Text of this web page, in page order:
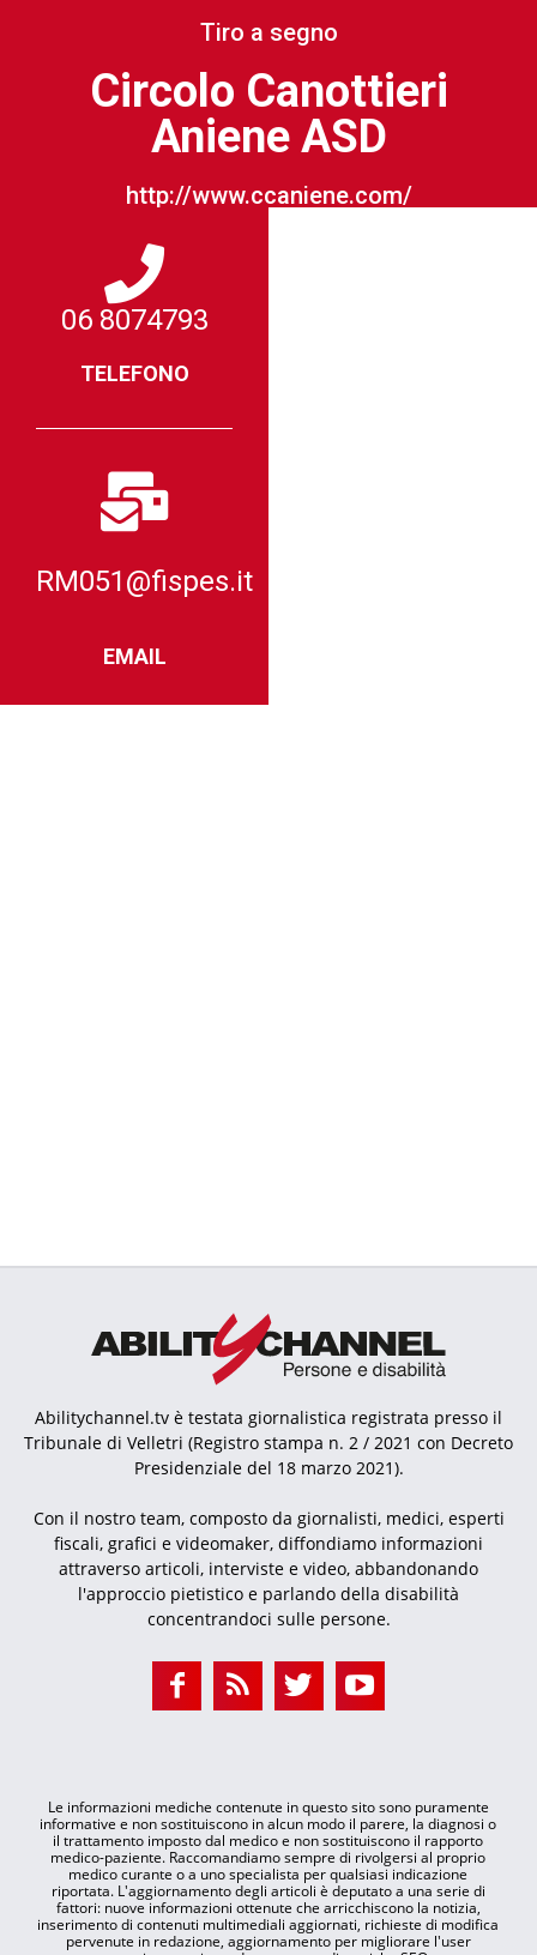
Tiro a segno
Circolo Canottieri
Aniene ASD
http://www.ccaniene.com/
06 8074793
TELEFONO
RM051@fispes.it
EMAIL
Abilitychannel.tv è testata giornalistica registrata presso il
Tribunale di Velletri (Registro stampa n. 2 / 2021 con Decreto
Presidenziale del 18 marzo 2021).
Con il nostro team, composto da giornalisti, medici, esperti
fiscali, grafici e videomaker, diffondiamo informazioni
attraverso articoli, interviste e video, abbandonando
l'approccio pietistico e parlando della disabilità
concentrandoci sulle persone.
Le informazioni mediche contenute in questo sito sono puramente
informative e non sostituiscono in alcun modo il parere, la diagnosi o
il trattamento imposto dal medico e non sostituiscono il rapporto
medico-paziente. Raccomandiamo sempre di rivolgersi al proprio
medico curante o a uno specialista per qualsiasi indicazione
riportata. L'aggiornamento degli articoli è deputato a una serie di
fattori: nuove informazioni ottenute che arricchiscono la notizia,
inserimento di contenuti multimediali aggiornati, richieste di modifica
pervenute in redazione, aggiornamento per migliorare l'user